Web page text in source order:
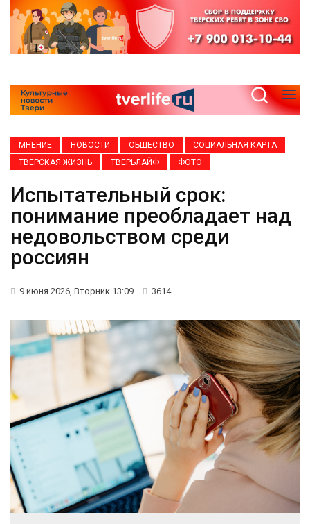
МНЕНИЕ НОВОСТИ ОБЩЕСТВО
СОЦИАЛЬНАЯ КАРТА
ТВЕРСКАЯ ЖИЗНЬ
ТВЕРЬЛАЙФ ФОТО
Испытательный срок:
понимание преобладает над
недовольством среди
россиян
9 июня 2026, Вторник 13:09 3614